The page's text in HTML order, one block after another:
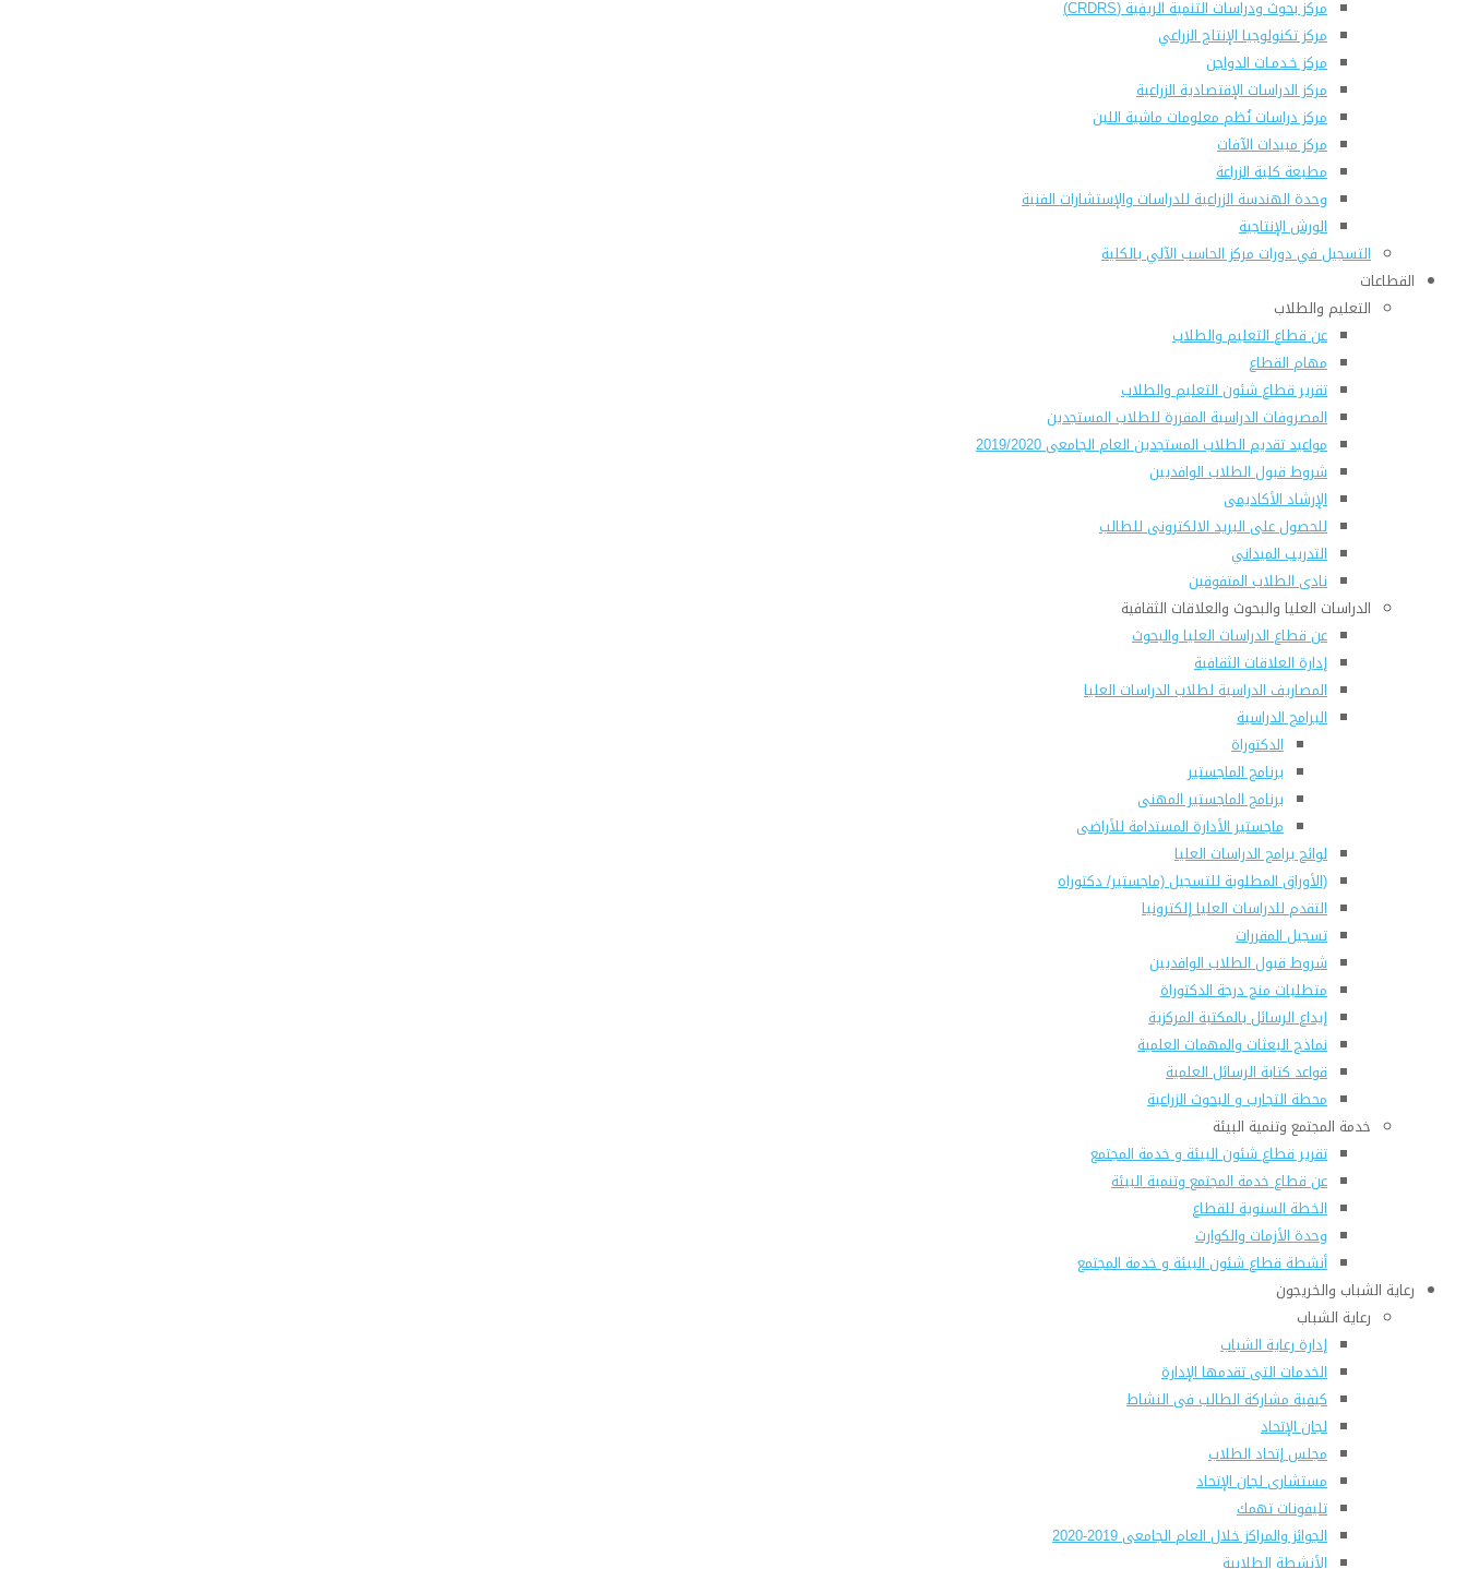
مركز بحوث ودراسات التنمية الريفية (CRDRS)
مركز تكنولوجيا الإنتاج الزراعي
مركز خـدمـات الدواجن
مركز الدراسات الإقتصادية الزراعية
مركز دراسات نُظم معلومات ماشية اللبن
مركز مبيدات الآفات
مطبعة كلية الزراعة
وحدة الهندسة الزراعية للدراسات والإستشارات الفنية
الورش الإنتاجية
التسجيل في دورات مركز الحاسب الآلي بالكلية
القطاعات
التعليم والطلاب
عن قطاع التعليم والطلاب
مهام القطاع
تقرير قطاع شئون التعليم والطلاب
المصروفات الدراسية المقررة للطلاب المستجدين
مواعيد تقديم الطلاب المستجدين العام الجامعى 2019/2020
شروط قبول الطلاب الوافديين
الإرشاد الأكاديمى
للحصول على البريد الالكترونى للطالب
التدريب الميداني
نادى الطلاب المتفوقين
الدراسات العليا والبحوث والعلاقات الثقافية
عن قطاع الدراسات العليا والبحوث
إدارة العلاقات الثقافية
المصاريف الدراسية لطلاب الدراسات العليا
البرامج الدراسية
الدكتوراة
برنامج الماجستير
برنامج الماجستير المهنى
ماجستير الأدارة المستدامة للأراضى
لوائح برامج الدراسات العليا
(الأوراق المطلوبة للتسجيل (ماجستير/ دكتوراه
التقدم للدراسات العليا إلكترونيا
تسجيل المقررات
شروط قبول الطلاب الوافديين
متطلبات منح درجة الدكتوراة
إيداع الرسائل بالمكتبة المركزية
نماذج البعثات والمهمات العلمية
قواعد كتابة الرسائل العلمية
محطة التجارب و البحوث الزراعية
خدمة المجتمع وتنمية البيئة
تقرير قطاع شئون البيئة و خدمة المجتمع
عن قطاع خدمة المجتمع وتنمية البيئة
الخطة السنوية للقطاع
وحدة الأزمات والكوارث
أنشطة قطاع شئون البيئة و خدمة المجتمع
رعاية الشباب والخريجون
رعاية الشباب
إدارة رعاية الشباب
الخدمات التى تقدمها الإدارة
كيفية مشاركة الطالب فى النشاط
لجان الإتحاد
مجلس إتحاد الطلاب
مستشارى لجان الإتحاد
تليفونات تهمك
الجوائز والمراكز خلال العام الجامعى 2019-2020
الأنشطة الطلابية